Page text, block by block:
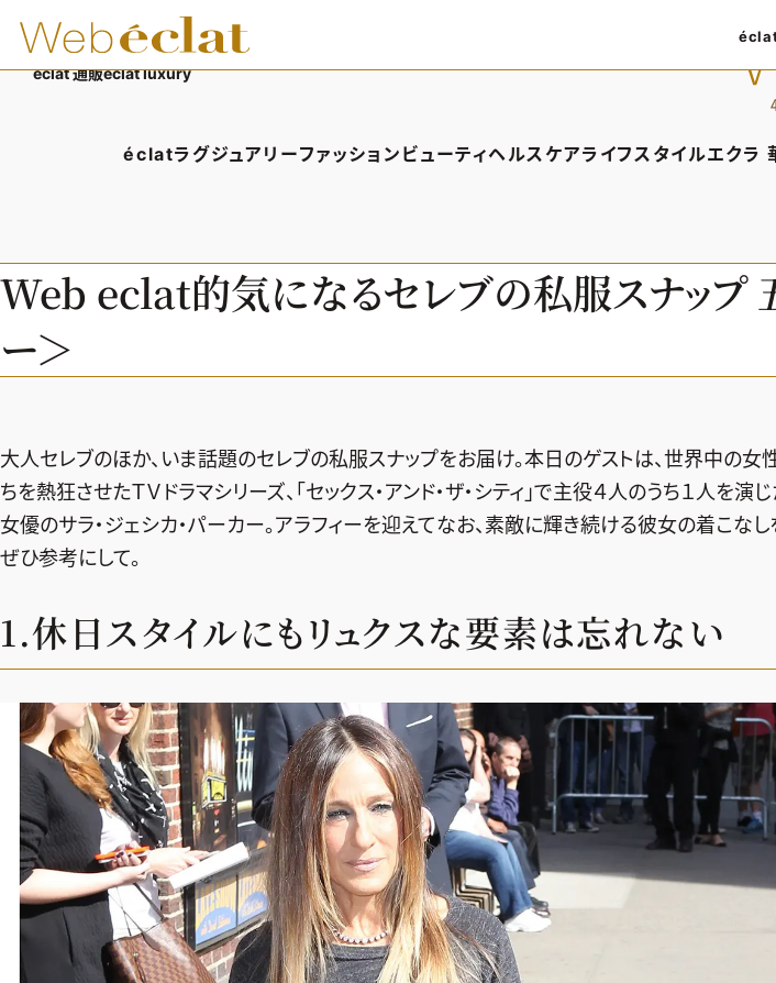
éclat 通販éclat luxury
éclatラグジュアリー
ラグジュアリーTOPICS
NEOエグゼスタイル
ファッション
ファッションTOPICS
8月の毎日コーデ
ファッション特集
ビューティ
ヘアスタイル・ヘアケア
エイジングケア
50代ベストコスメ
ヘルスケア
ヘルスケアTOPICS
更年期
ダイエット
ライフスタイル
車・家電
ゴルフ
旅行＆グルメ
50代のお悩み
エクラ
エ
エ
éclat
Web eclat的気になるセレブの私服スナップ 五
ー＞
大人セレブのほか、いま話題のセレブの私服スナップをお届け。本日のゲストは、世界中の女
ちを熱狂させたＴＶドラマシリーズ、「セックス・アンド・ザ・シティ」で主役４人のうち１人を演じ
女優のサラ・ジェシカ・パーカー。アラフィーを迎えてなお、素敵に輝き続ける彼女の着こなし
ぜひ参考にして。
1.休日スタイルにもリュクスな要素は忘れない